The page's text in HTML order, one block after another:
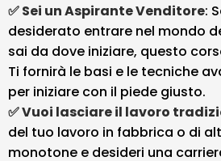
✅ Sei un Aspirante Venditore:
desiderato entrare nel mondo
sai da dove iniziare, questo
Ti fornirà le basi e le tecniche
per iniziare con il piede giusto.
✅ Vuoi lasciare il lavoro
del tuo lavoro in fabbrica o di
monotone e desideri una